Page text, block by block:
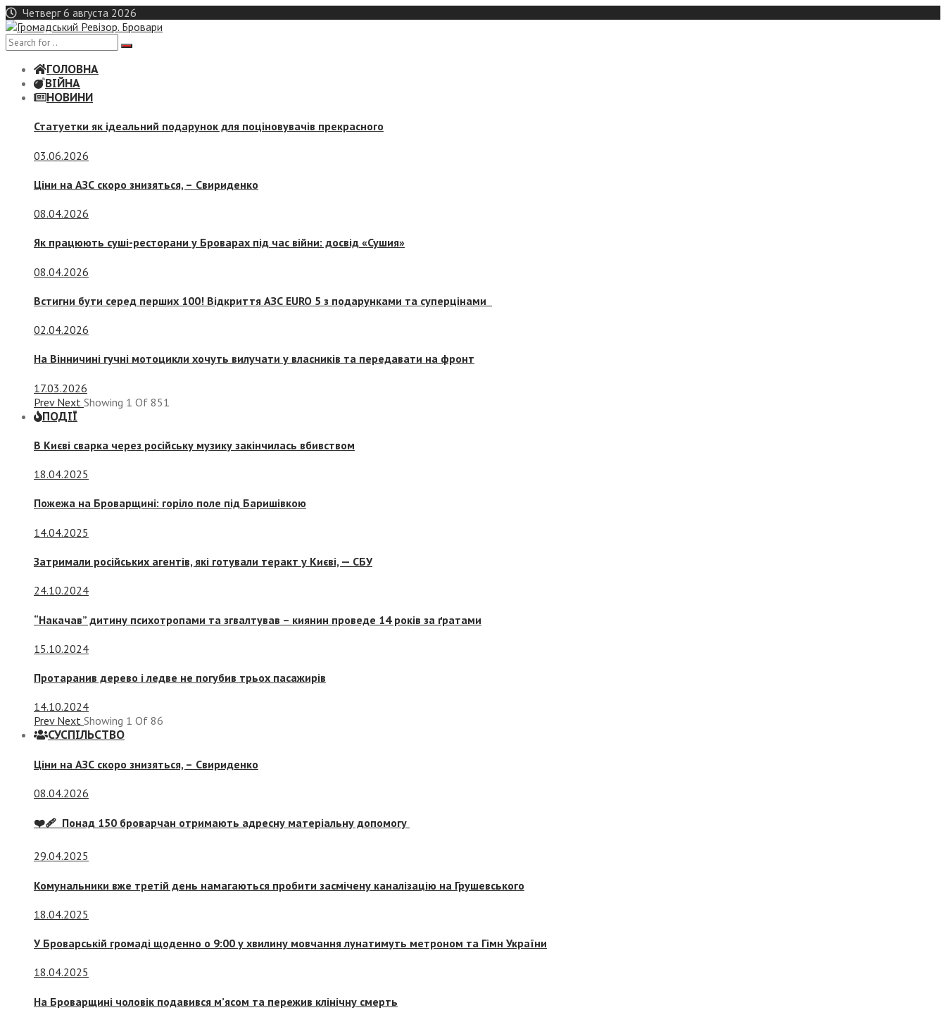
Skip
to
content
Четверг 6 августа 2026
ГОЛОВНА
ВІЙНА
НОВИНИ
Статуетки як ідеальний подарунок для поціновувачів прекрасного
03.06.2026
Ціни на АЗС скоро знизяться, – Свириденко
08.04.2026
Як працюють суші-ресторани у Броварах під час війни: досвід «Сушия»
08.04.2026
Встигни бути серед перших 100! Відкриття АЗС EURO 5 з подарунками та суперцінами
02.04.2026
На Вінничині гучні мотоцикли хочуть вилучати у власників та передавати на фронт
17.03.2026
Prev Next Showing 1 Of 851
ПОДІЇ
В Києві сварка через російську музику закінчилась вбивством
18.04.2025
Пожежа на Броварщині: горіло поле під Баришівкою
14.04.2025
Затримали російських агентів, які готували теракт у Києві, — СБУ
24.10.2024
“Накачав” дитину психотропами та згвалтував – киянин проведе 14 років за ґратами
15.10.2024
Протаранив дерево і ледве не погубив трьох пасажирів
14.10.2024
Prev Next Showing 1 Of 86
СУСПIЛЬСТВО
Ціни на АЗС скоро знизяться, – Свириденко
08.04.2026
❤️‍🩹 Понад 150 броварчан отримають адресну матеріальну допомогу
29.04.2025
Комунальники вже третій день намагаються пробити засмічену каналізацію на Грушевського
18.04.2025
У Броварській громаді щоденно о 9:00 у хвилину мовчання лунатимуть метроном та Гімн України
18.04.2025
На Броварщині чоловік подавився м’ясом та пережив клінічну смерть